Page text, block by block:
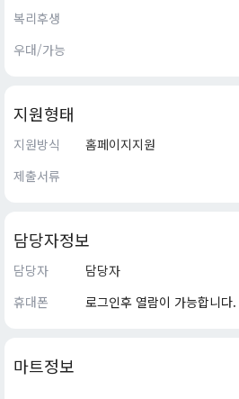
복리후생
우대/가능
지원형태
지원방식
홈페이지지원
제출서류
담당자정보
담당자
담당자
휴대폰
로그인후 열람이 가능합니다.
마트정보